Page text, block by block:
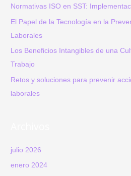
r
:
Normativas ISO en SST:
El Papel de la Tecnología en la
Laborales
Los Beneficios Intangibles de una
Trabajo
Retos y soluciones para prevenir
laborales
julio 2026
enero 2024